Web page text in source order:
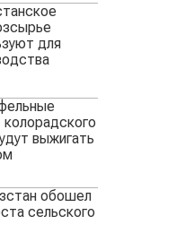
для
выжигать
обошел
сельского